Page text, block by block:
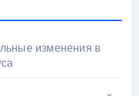
изменения в